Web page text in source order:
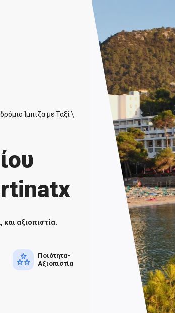
Ίμπιζα με Ταξί
αξιοπιστία.
Ποιότητα-
Αξιοπιστία